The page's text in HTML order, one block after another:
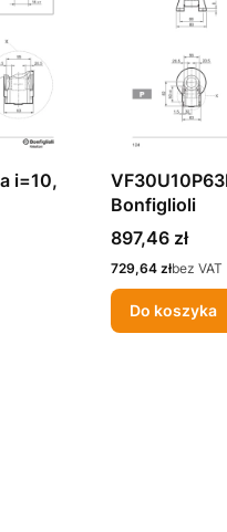
i=10,
Bonfiglioli
Cena
897,46 zł
Cena
729,64 złbez VAT
Do koszyka